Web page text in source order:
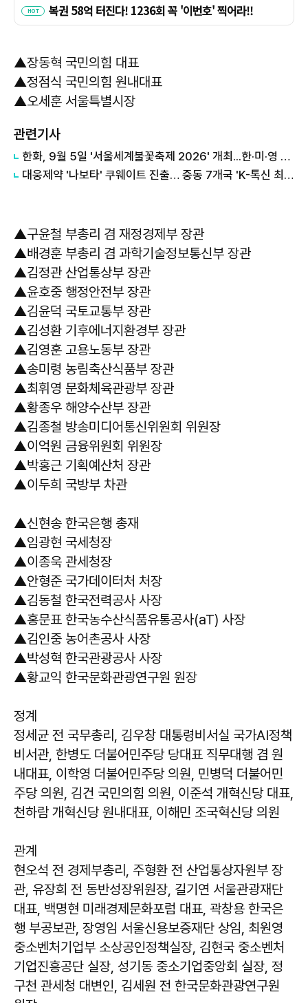
▲장동혁 국민의힘 대표
▲정점식 국민의힘 원내대표
▲오세훈 서울특별시장
관련기사
한화, 9월 5일 '서울세계불꽃축제 2026' 개최...한·미·영 3개국 참가
대웅제약 '나보타' 쿠웨이트 진출… 중동 7개국 'K-톡신 최다'
▲구윤철 부총리 겸 재정경제부 장관
▲배경훈 부총리 겸 과학기술정보통신부 장관
▲김정관 산업통상부 장관
▲윤호중 행정안전부 장관
▲김윤덕 국토교통부 장관
▲김성환 기후에너지환경부 장관
▲김영훈 고용노동부 장관
▲송미령 농림축산식품부 장관
▲최휘영 문화체육관광부 장관
▲황종우 해양수산부 장관
▲김종철 방송미디어통신위원회 위원장
▲이억원 금융위원회 위원장
▲박홍근 기획예산처 장관
▲이두희 국방부 차관
▲신현송 한국은행 총재
▲임광현 국세청장
▲이종욱 관세청장
▲안형준 국가데이터처 처장
▲김동철 한국전력공사 사장
▲홍문표 한국농수산식품유통공사(aT) 사장
▲김인중 농어촌공사 사장
▲박성혁 한국관광공사 사장
▲황교익 한국문화관광연구원 원장
정계
정세균 전 국무총리, 김우창 대통령비서실 국가AI정책
비서관, 한병도 더불어민주당 당대표 직무대행 겸 원
내대표, 이학영 더불어민주당 의원, 민병덕 더불어민
주당 의원, 김건 국민의힘 의원, 이준석 개혁신당 대표,
천하람 개혁신당 원내대표, 이해민 조국혁신당 의원
관계
현오석 전 경제부총리, 주형환 전 산업통상자원부 장
관, 유장희 전 동반성장위원장, 길기연 서울관광재단
대표, 백명현 미래경제문화포럼 대표, 곽창용 한국은
행 부공보관, 장영임 서울신용보증재단 상임, 최원영
중소벤처기업부 소상공인정책실장, 김현국 중소벤처
기업진흥공단 실장, 성기동 중소기업중앙회 실장, 정
구천 관세청 대변인, 김세원 전 한국문화관광연구원